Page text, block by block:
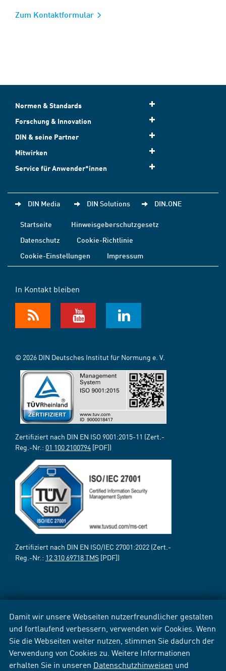
Damit wir unsere Webseiten nutzerfreundlicher gestalten
und fortlaufend verbessern, verwenden wir Cookies. Wenn
Sie die Webseiten weiter nutzen, stimmen Sie dadurch der
Verwendung von Cookies zu. Weitere Informationen
erhalten Sie in unseren Datenschutzhinweisen und
Zum Kontaktformular
Normen & Standards
Forschung & Innovation
DIN & seine Partner
Mitwirken
Service für Anwender*innen
DIN Media DIN Solutions DIN.ONE
Startseite
Hinweisgeberschutzgesetz
Datenschutz
Cookie-Richtlinie
Cookie-Einstellungen
Impressum
In Kontakt bleiben
© 2026 DIN Deutsches Institut für Normung e. V.
Zertifiziert nach DIN EN ISO 9001:2015-11 (Zert.-
Reg.-Nr.: 01 100 2100794 [PDF])
Zertifiziert nach DIN EN ISO/IEC 27001:2022 (Zert.-
Reg.-Nr.: 12 310 69718 TMS [PDF])